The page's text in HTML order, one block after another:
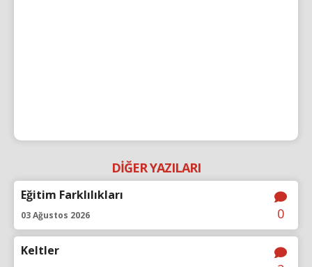
DİĞER YAZILARI
Eğitim Farklılıkları
03 Ağustos 2026 0
Keltler